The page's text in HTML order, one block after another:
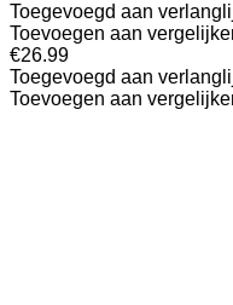
Toegevoegd aan
Toevoegen aan
€26.99
Toegevoegd aan
Toevoegen aan